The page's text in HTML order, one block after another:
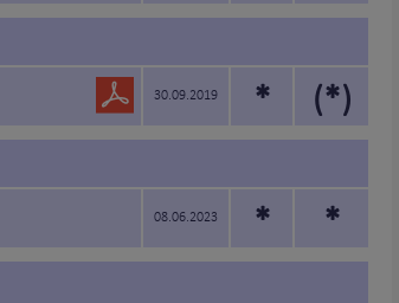
30.09.2019 * (*)
08.06.2023 * *